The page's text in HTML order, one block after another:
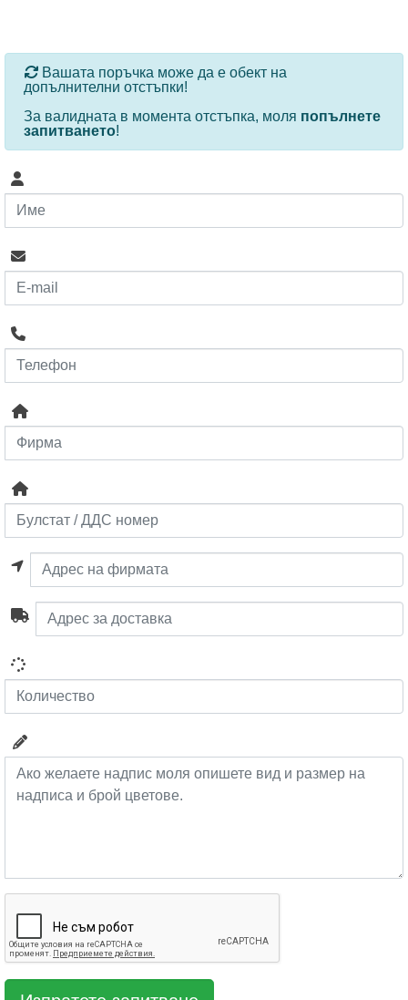
За определени продукти и количества се ползват
Вашата поръчка може да е обект на
допълнителни отстъпки!
За валидната в момента отстъпка, моля попълнете
запитването!